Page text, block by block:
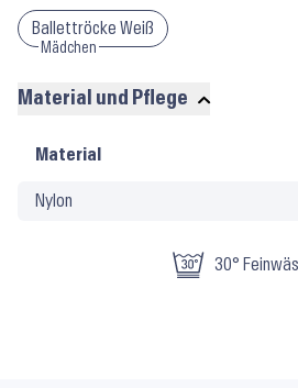
Ballettröcke Weiß
Mädchen
Material und Pflege
Material
Pflege
Material
Nylon
30°